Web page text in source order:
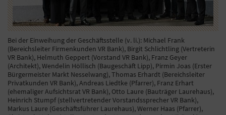
Bei der Einweihung der Geschäftsstelle (v. li.): Michael Frank
(Bereichsleiter Firmenkunden VR Bank), Birgit Schlichtling (Vertreterin
VR Bank), Helmuth Geppert (Vorstand VR Bank), Franz Geyer
(Architekt), Wendelin Höllisch (Baugeschäft Lipp), Pirmin Joas (Erster
Bürgermeister Markt Nesselwang), Thomas Erhardt (Bereichsleiter
Privatkunden VR Bank), Andreas Liedtke (Pfarrer), Franz Erhart
(ehemaliger Aufsichtsrat VR Bank), Otto Laure (Bauträger Laurehaus),
Heinrich Stumpf (stellvertretender Vorstandssprecher VR Bank),
Markus Laure (Geschäftsführer Laurehaus), Werner Haas (Pfarrer),